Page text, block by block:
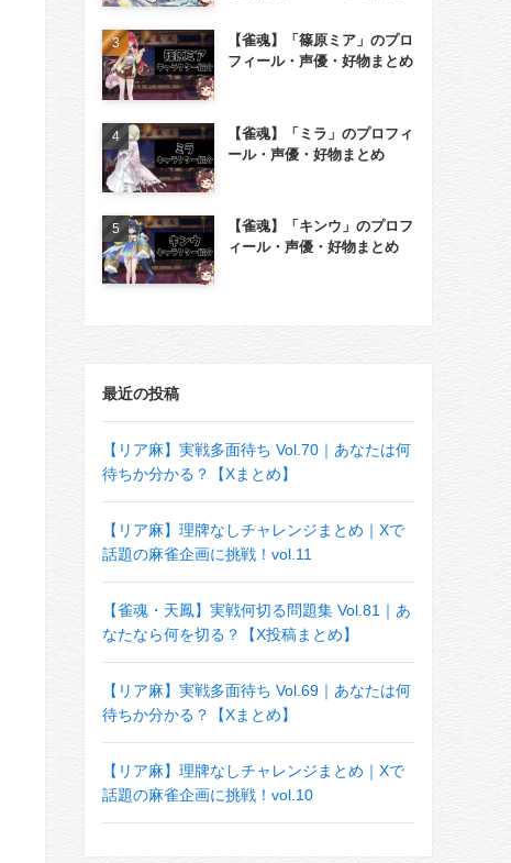
【雀魂】「篠原ミア」のプロ
フィール・声優・好物まとめ
【雀魂】「ミラ」のプロフィ
ール・声優・好物まとめ
【雀魂】「キンウ」のプロフ
ィール・声優・好物まとめ
最近の投稿
【リア麻】実戦多面待ち Vol.70｜あなたは何
待ちか分かる？【Xまとめ】
【リア麻】理牌なしチャレンジまとめ｜Xで
話題の麻雀企画に挑戦！vol.11
【雀魂・天鳳】実戦何切る問題集 Vol.81｜あ
なたなら何を切る？【X投稿まとめ】
【リア麻】実戦多面待ち Vol.69｜あなたは何
待ちか分かる？【Xまとめ】
【リア麻】理牌なしチャレンジまとめ｜Xで
話題の麻雀企画に挑戦！vol.10